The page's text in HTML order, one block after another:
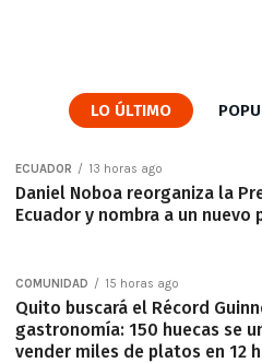
LO ÚLTIMO
ECUADOR 13 horas ago
Daniel Noboa reorganiza la
Ecuador y nombra a un nuevo
COMUNIDAD 15 horas ago
Quito buscará el Récord
gastronomía: 150 huecas se
vender miles de platos en 12